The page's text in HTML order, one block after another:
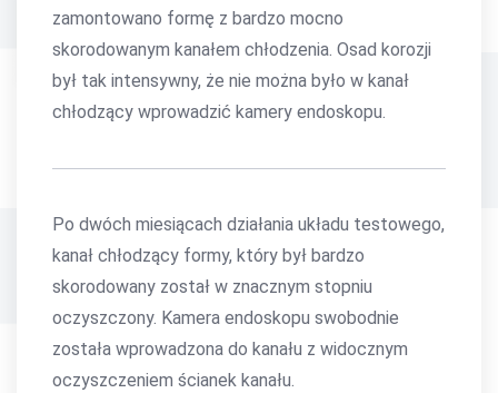
zamontowano formę z bardzo mocno
skorodowanym kanałem chłodzenia. Osad korozji
był tak intensywny, że nie można było w kanał
chłodzący wprowadzić kamery endoskopu.
Po dwóch miesiącach działania układu testowego,
kanał chłodzący formy, który był bardzo
skorodowany został w znacznym stopniu
oczyszczony. Kamera endoskopu swobodnie
została wprowadzona do kanału z widocznym
oczyszczeniem ścianek kanału.